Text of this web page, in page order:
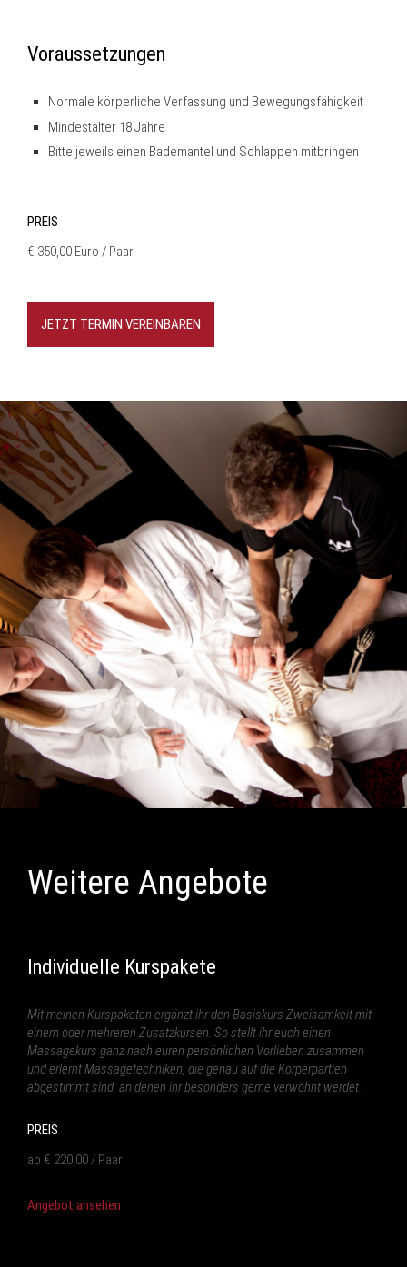
Voraussetzungen
Normale körperliche Verfassung und Bewegungsfähigkeit
Mindestalter 18 Jahre
Bitte jeweils einen Bademantel und Schlappen mitbringen
PREIS
€ 350,00 Euro / Paar
JETZT TERMIN VEREINBAREN
Weitere Angebote
Individuelle Kurspakete
Mit meinen Kurspaketen ergänzt ihr den Basiskurs Zweisamkeit mit
einem oder mehreren Zusatzkursen. So stellt ihr euch einen
Massagekurs ganz nach euren persönlichen Vorlieben zusammen
und erlernt Massagetechniken, die genau auf die Körperpartien
abgestimmt sind, an denen ihr besonders gerne verwöhnt werdet.
PREIS
ab € 220,00 / Paar
Angebot ansehen